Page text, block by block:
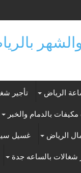
الرياض تأجير
بالدمام والخبر
الرياض غسيل
شغالات بالساعه جدة